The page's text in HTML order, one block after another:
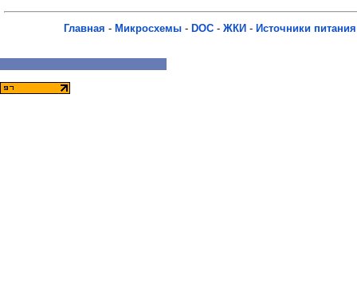
Главная - Микросхемы - DOC - ЖКИ - Источники питания